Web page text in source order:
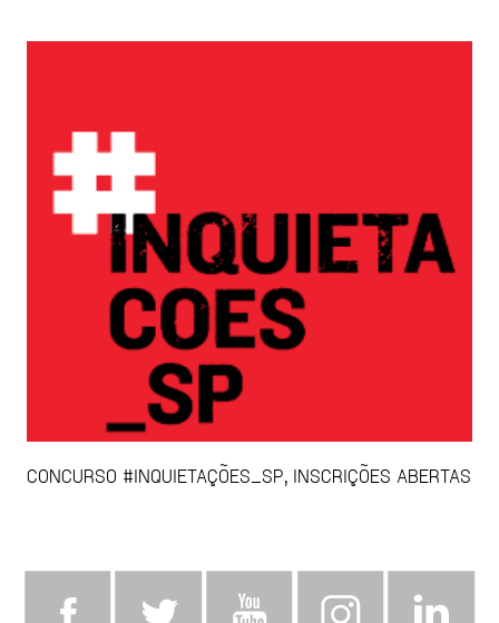
CONCURSO #INQUIETAÇÕES_SP, INSCRIÇÕES ABERTAS